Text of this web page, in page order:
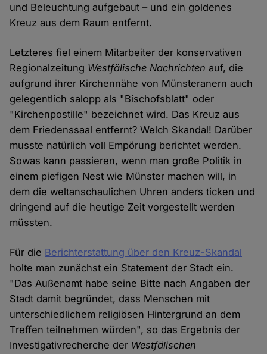
und Beleuchtung aufgebaut – und ein goldenes
Kreuz aus dem Raum entfernt.
Letzteres fiel einem Mitarbeiter der konservativen
Regionalzeitung Westfälische Nachrichten auf, die
aufgrund ihrer Kirchennähe von Münsteranern auch
gelegentlich salopp als "Bischofsblatt" oder
"Kirchenpostille" bezeichnet wird. Das Kreuz aus
dem Friedenssaal entfernt? Welch Skandal! Darüber
musste natürlich voll Empörung berichtet werden.
Sowas kann passieren, wenn man große Politik in
einem piefigen Nest wie Münster machen will, in
dem die weltanschaulichen Uhren anders ticken und
dringend auf die heutige Zeit vorgestellt werden
müssten.
Für die Berichterstattung über den Kreuz-Skandal
holte man zunächst ein Statement der Stadt ein.
"Das Außenamt habe seine Bitte nach Angaben der
Stadt damit begründet, dass Menschen mit
unterschiedlichem religiösen Hintergrund an dem
Treffen teilnehmen würden", so das Ergebnis der
Investigativrecherche der Westfälischen